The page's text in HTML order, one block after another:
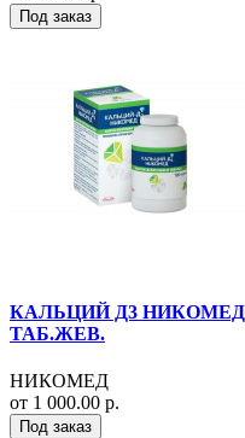
Под заказ
КАЛЬЦИЙ Д3 НИКОМЕД
ТАБ.ЖЕВ.
НИКОМЕД
от 1 000.00 р.
Под заказ